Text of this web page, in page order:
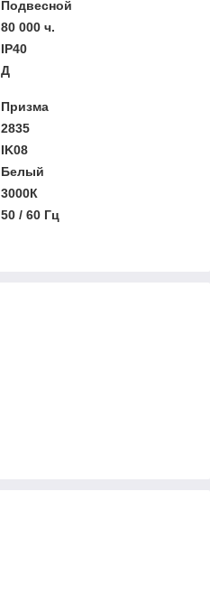
Подвесной
80 000 ч.
IP40
Д
Призма
2835
IK08
Белый
3000К
50 / 60 Гц